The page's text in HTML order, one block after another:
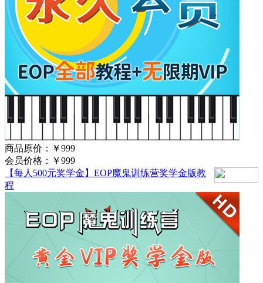
商品原价：
￥999
会员价格：
￥999
【每人500元奖学金】EOP魔鬼训练营奖学金版教
程